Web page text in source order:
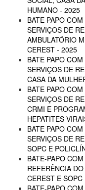
HUMANO - 2025
BATE PAPO
SERVIÇOS DE
AMBULATÓRIO
CEREST - 2025
BATE PAPO
SERVIÇOS DE
CASA DA
BATE PAPO
SERVIÇOS DE
CRMI E
HEPATITES
BATE PAPO
SERVIÇOS DE
SOPC E
BATE-PAPO
REFERÊNCIA
CEREST E SOPC
BATE-PAPO